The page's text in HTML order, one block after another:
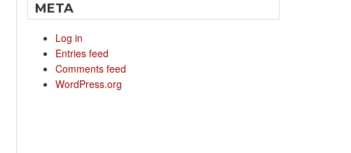
META
Log in
Entries feed
Comments feed
WordPress.org